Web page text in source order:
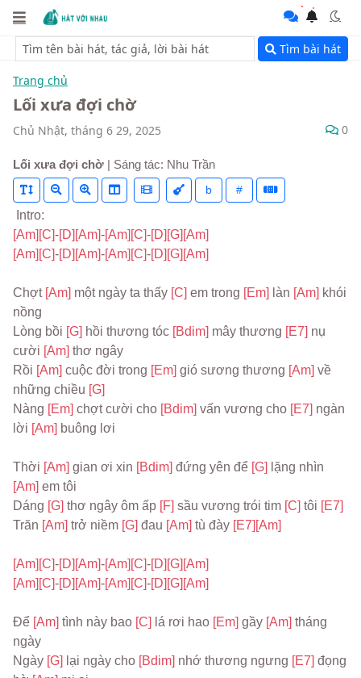
Tìm bài hát
Trang chủ
Lối xưa đợi chờ
Chủ Nhật, tháng 6 29, 2025 0
Lối xưa đợi chờ | Sáng tác: Nhu Trần
b #
Intro:
[Am] [C]-[D] [Am]-[Am] [C]-[D] [G] [Am]
[Am] [C]-[D] [Am]-[Am] [C]-[D] [G] [Am]
Chợt [Am] một ngày ta thấy [C] em trong [Em] làn [Am] khói
nồng
Lòng bồi [G] hồi thương tóc [Bdim] mây thương [E7] nụ
cười [Am] thơ ngây
Rồi [Am] cuộc đời trong [Em] gió sương thương [Am] về
những chiều [G]
Nàng [Em] chợt cười cho [Bdim] vấn vương cho [E7] ngàn
lời [Am] buông lơi
Thời [Am] gian ơi xin [Bdim] đứng yên để [G]
[Am] em tôi
Dáng [G] thơ ngây ôm ấp [F] sầu vương trói tim [C] tôi [E7]
Trăn [Am] trở niềm [G] đau [Am] tù đày [E7] [Am]
[Am] [C]-[D] [Am]-[Am] [C]-[D] [G] [Am]
[Am] [C]-[D] [Am]-[Am] [C]-[D] [G] [Am]
Để [Am] tình này bao [C] lá rơi hao [Em] gầy [Am] tháng
ngày
Ngày [G] lại ngày cho [Bdim] nhớ thương ngưng [E7] đọng